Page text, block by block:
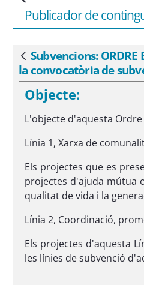
Publicador de
Vés enrere
Subvencions:
la convocatòria de
Objecte:
L'objecte d'aquesta
Línia 1, Xarxa de
Els projectes que es
projectes d'ajuda mútua
qualitat de vida i la
Línia 2, Coordinació,
Els projectes d'aquesta
les línies de subvenció